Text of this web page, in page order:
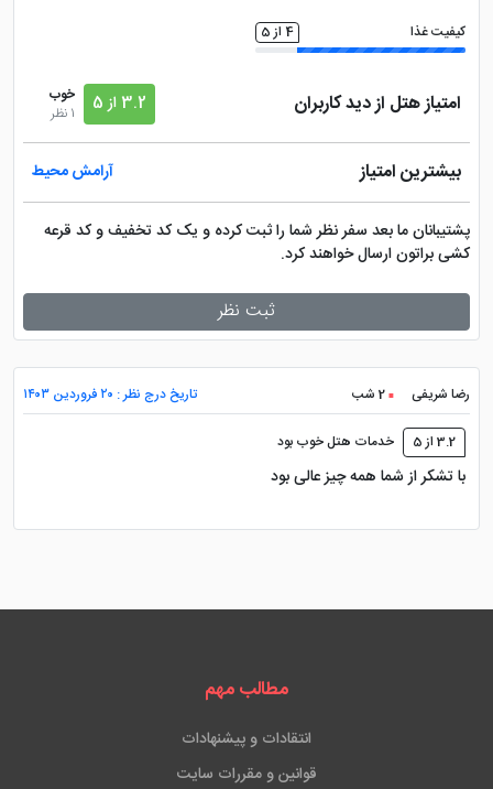
کیفیت غذا 4 از 5
امتیاز هتل از دید کاربران 3.2 از 5
خوب
1 نظر
بیشترین امتیاز آرامش محیط
پشتیبانان ما بعد سفر نظر شما را ثبت کرده و یک کد تخفیف و کد قرعه
کشی براتون ارسال خواهند کرد.
ثبت نظر
رضا شریفی 2 شب تاریخ درج نظر : ۲۰ فروردین ۱۴۰۳
3.2 از 5 خدمات هتل خوب بود
با تشکر از شما همه چیز عالی بود
مطالب مهم
انتقادات و پیشنهادات
قوانین و مقررات سایت